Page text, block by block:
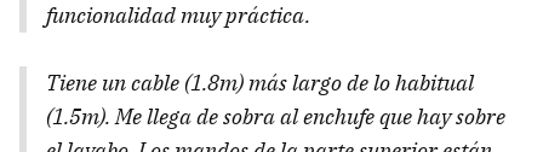
funcionalidad muy práctica.
Tiene un cable (1.8m) más largo de lo habitual
(1.5m). Me llega de sobra al enchufe que hay sobre